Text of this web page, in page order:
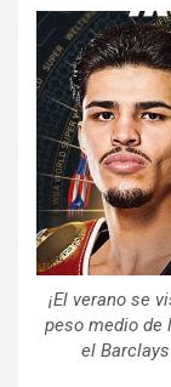
¡El verano se
peso medio de
el